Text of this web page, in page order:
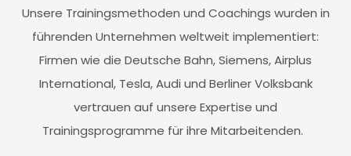
Unsere Trainingsmethoden und Coachings wurden in
führenden Unternehmen weltweit implementiert:
Firmen wie die Deutsche Bahn, Siemens, Airplus
International, Tesla, Audi und Berliner Volksbank
vertrauen auf unsere Expertise und
Trainingsprogramme für ihre Mitarbeitenden.